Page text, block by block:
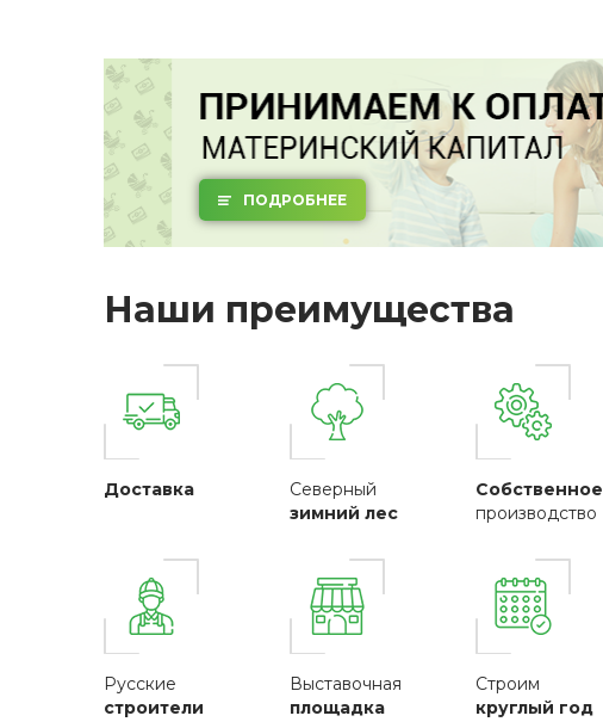
ПОДРОБНЕЕ
Наши преимущества
Доставка
Северный
зимний лес
Собственное
производство
Русские
строители
Выставочная
площадка
Строим
круглый год